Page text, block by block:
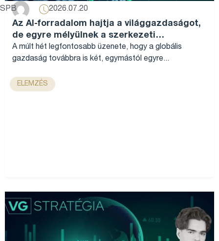
SPB 2026.07.20
Az AI-forradalom hajtja a világgazdaságot,
de egyre mélyülnek a szerkezeti
különbségek...
A múlt hét legfontosabb üzenete, hogy a globális
gazdaság továbbra is két, egymástól egyre...
ELEMZÉS